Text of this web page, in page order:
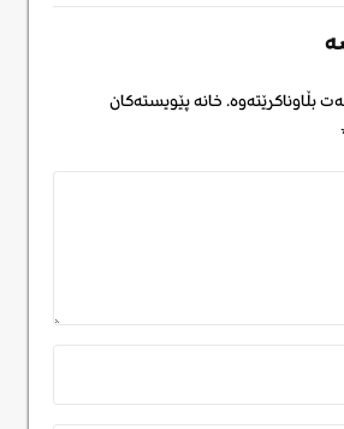
بڵاوناکرێتەوە.خانە پێویستەکان